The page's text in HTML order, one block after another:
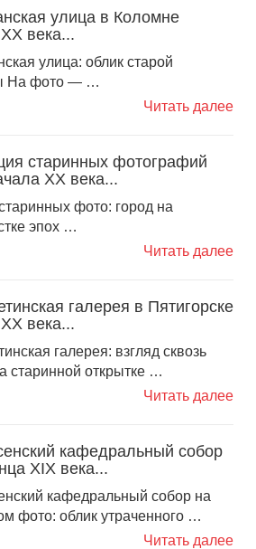
улица в Коломне
века...
улица: облик старой
На фото — …
Читать далее
старинных фотографий
ХХ века...
фото: город на
эпох …
Читать далее
галерея в Пятигорске
века...
галерея: взгляд сквозь
старинной открытке …
Читать далее
кафедральный собор
XIX века...
кафедральный собор на
фото: облик утраченного …
Читать далее